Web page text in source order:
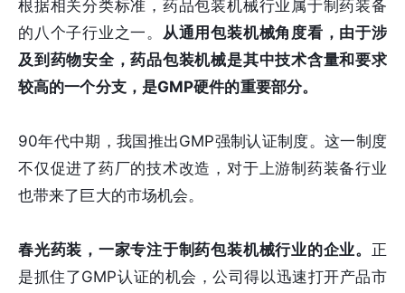
根据相关分类标准，药品包装机械行业属于制药装备
的八个子行业之一。
从通用包装机械角度看，由于涉
及到药物安全，药品包装机械是其中技术含量和要求
较高的一个分支，是GMP硬件的重要部分。
90年代中期，我国推出GMP强制认证制度。这一制度
不仅促进了药厂的技术改造，对于上游制药装备行业
也带来了巨大的市场机会。
春光药装，一家专注于制药包装机械行业的企业。 正
是抓住了GMP认证的机会，公司得以迅速打开产品市